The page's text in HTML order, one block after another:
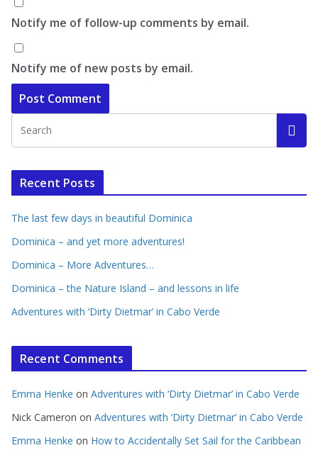
Notify me of follow-up comments by email.
Notify me of new posts by email.
Recent Posts
The last few days in beautiful Dominica
Dominica – and yet more adventures!
Dominica – More Adventures…
Dominica – the Nature Island – and lessons in life
Adventures with ‘Dirty Dietmar’ in Cabo Verde
Recent Comments
Emma Henke on Adventures with ‘Dirty Dietmar’ in Cabo Verde
Nick Cameron on Adventures with ‘Dirty Dietmar’ in Cabo Verde
Emma Henke on How to Accidentally Set Sail for the Caribbean